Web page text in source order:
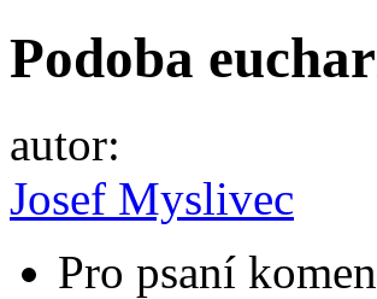
Podoba
autor:
Josef Myslivec
Pro psaní